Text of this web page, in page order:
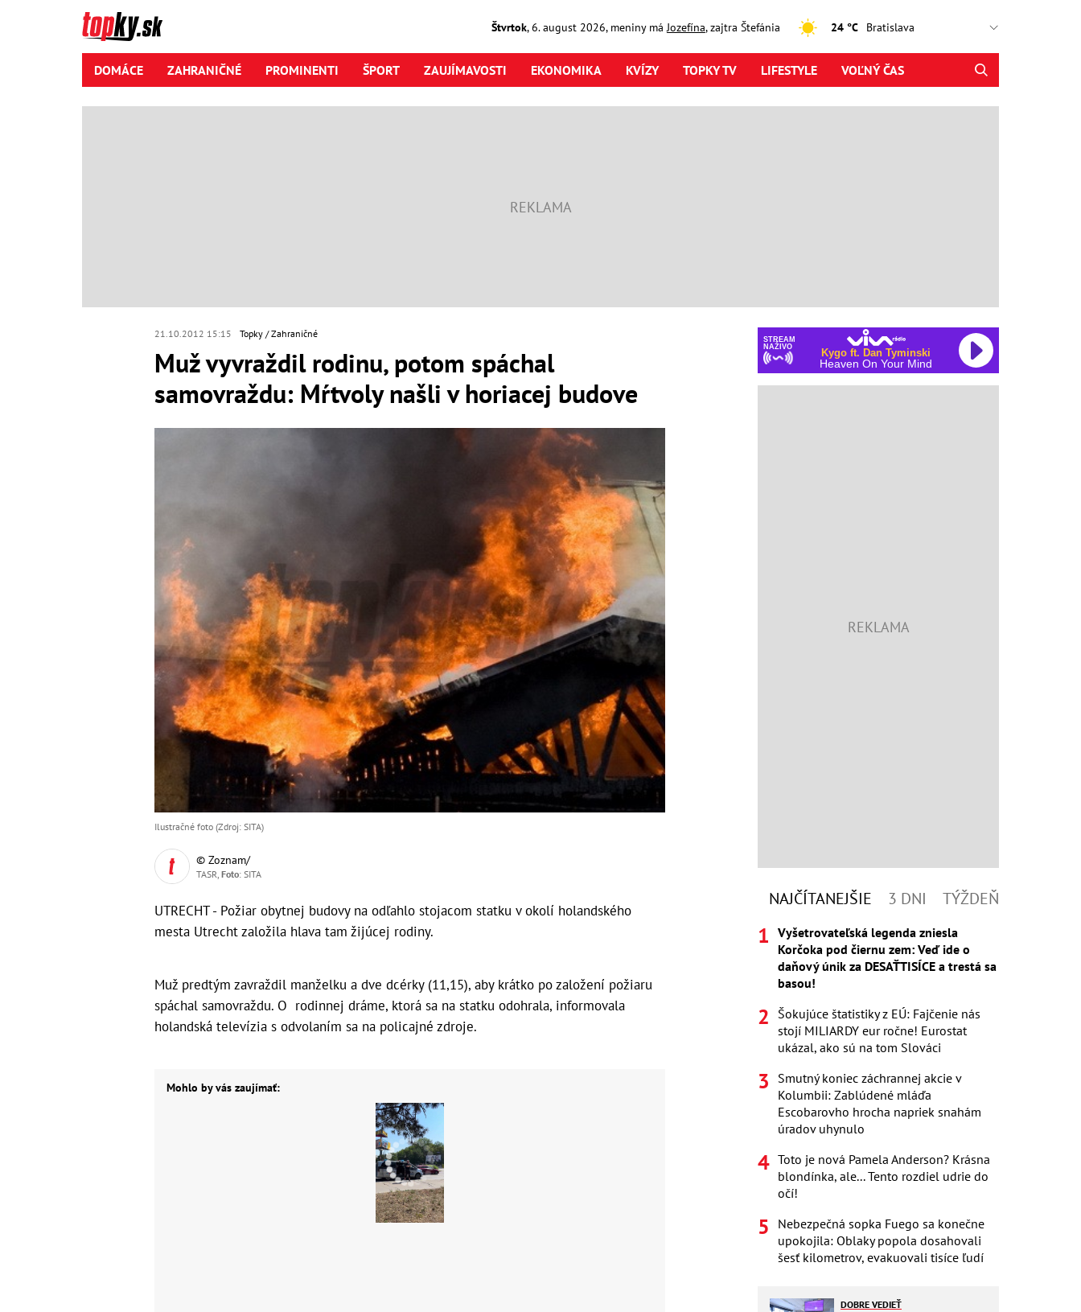
Štvrtok,6. august2026, meniny má Jozefína, zajtra Štefánia 24 °C
DOMÁCE ZAHRANIČNÉ PROMINENTI ŠPORT ZAUJÍMAVOSTI EKONOMIKA KVÍZY TOPKY TV LIFESTYLE VOĽNÝ ČAS
21.10.2012 15:15 Topky Zahraničné
Muž vyvraždil rodinu, potom spáchal
samovraždu: Mŕtvoly našli v horiacej budove
Ilustračné foto (Zdroj: SITA)
© Zoznam/
TASR, Foto: SITA
UTRECHT - Požiar obytnej budovy na odľahlo stojacom statku v okolí holandského
mesta Utrecht založila hlava tam žijúcej rodiny.
Muž predtým zavraždil manželku a dve dcérky (11,15), aby krátko po založení požiaru
spáchal samovraždu. O rodinnej dráme, ktorá sa na statku odohrala, informovala
holandská televízia s odvolaním sa na policajné zdroje.
Mohlo by vás zaujímať:
STREAM
NAŽIVO
Kygo ft. Dan Tyminski
Heaven On Your Mind
NAJČÍTANEJŠIE 3 DNI TÝŽDEŇ
Vyšetrovateľská legenda zniesla
Korčoka pod čiernu zem: Veď ide o
daňový únik za DESAŤTISÍCE a trestá sa
basou!
Šokujúce štatistiky z EÚ: Fajčenie nás
stojí MILIARDY eur ročne! Eurostat
ukázal, ako sú na tom Slováci
Smutný koniec záchrannej akcie v
Kolumbii: Zablúdené mláďa
Escobarovho hrocha napriek snahám
úradov uhynulo
Toto je nová Pamela Anderson? Krásna
blondínka, ale... Tento rozdiel udrie do
očí!
Nebezpečná sopka Fuego sa konečne
upokojila: Oblaky popola dosahovali
šesť kilometrov, evakuovali tisíce ľudí
DOBRE VEDIEŤ